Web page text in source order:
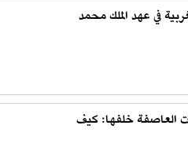
في عهد الملك محمد
العاصفة خلفها: كيف